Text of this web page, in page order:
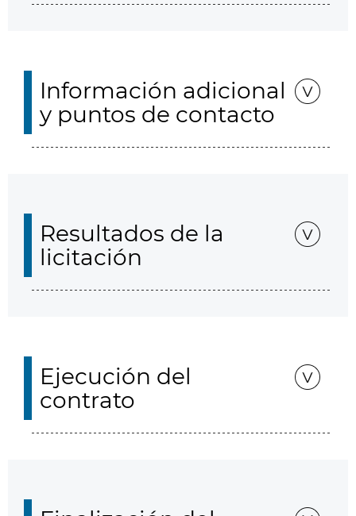
Información adicional
y puntos de contacto
Resultados de la
licitación
Ejecución del
contrato